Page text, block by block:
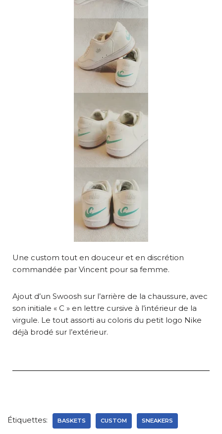
Une custom tout en douceur et en discrétion
commandée par Vincent pour sa femme.
Ajout d’un Swoosh sur l’arrière de la chaussure, avec
son initiale « C » en lettre cursive à l’intérieur de la
virgule. Le tout assorti au coloris du petit logo Nike
déjà brodé sur l’extérieur.
Étiquettes: BASKETS CUSTOM SNEAKERS